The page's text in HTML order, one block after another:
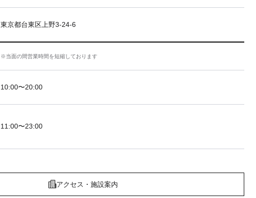
東京都台東区上野3-24-6
※当面の間営業時間を短縮しております
10:00〜20:00
11:00〜23:00
アクセス・施設案内